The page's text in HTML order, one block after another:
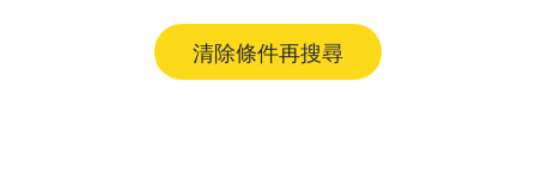
清除條件再搜尋